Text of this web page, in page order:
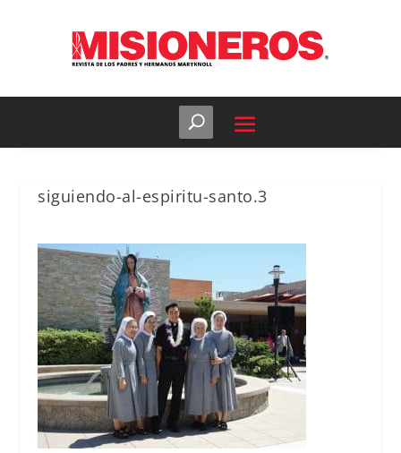
siguiendo-al-espiritu-santo.3